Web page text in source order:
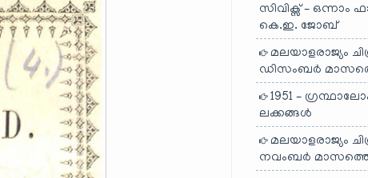
സിവിക്സ് – ഒന്നാം
കെ.ഇ. ജോബ്
മലയാളരാജ്യം
ഡിസംബർ
1951 –
ലക്കങ്ങൾ
മലയാളരാജ്യം
നവംബർ